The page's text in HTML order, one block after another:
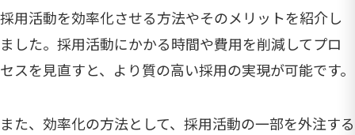
採用活動を効率化させる方法やそのメリットを紹介し
ました。採用活動にかかる時間や費用を削減してプロ
セスを見直すと、より質の高い採用の実現が可能です。
また、効率化の方法として、採用活動の一部を外注する